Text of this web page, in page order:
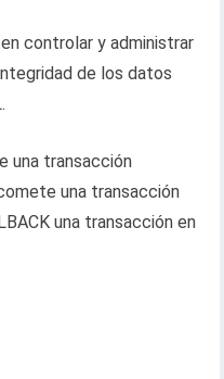
controlar y administrar
de los datos
una transacción
una transacción
una transacción en